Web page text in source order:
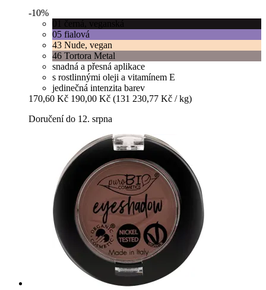
-10%
01 černá, veganská
05 fialová
43 Nude, vegan
46 Tortora Metal
snadná a přesná aplikace
s rostlinnými oleji a vitamínem E
jedinečná intenzita barev
170,60 Kč 190,00 Kč (131 230,77 Kč / kg)
Doručení do 12. srpna